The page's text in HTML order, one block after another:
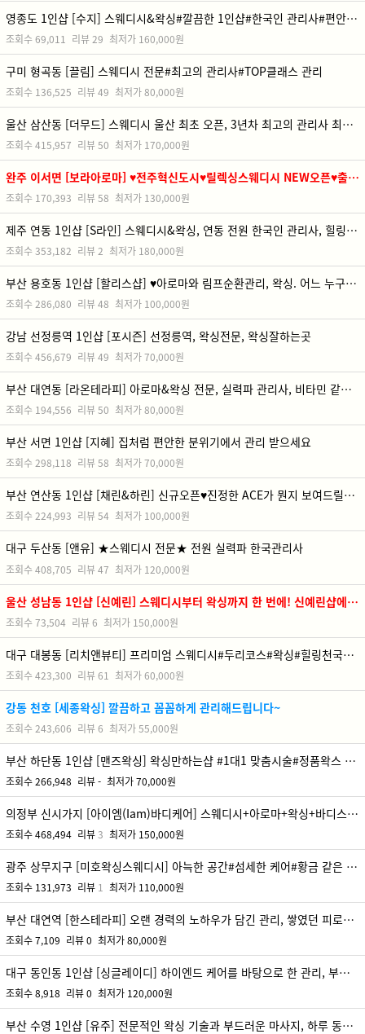
영종도 1인샵 [수지] 스웨디시&왁싱#깔끔한 1인샵#한국인 관리사#편안한 케어
최저가 160,000원
리뷰29
조회수69,011
구미 형곡동 [끌림] 스웨디시 전문#최고의 관리사#TOP클래스 관리
최저가80,000원
리뷰49
조회수 136,525
울산 삼산동 [더무드] 스웨디시 울산 최초 오픈, 3년차 최고의 관리사 최고의 노하우, 재방율 전국 1위, 내상없는 스웨디시 샵
최저가 170,000원
리뷰50
조회수415,957
완주 이서면 [보라아로마] ♥전주혁신도시♥릴렉싱스웨디시 NEW오픈♥출중한 관리사♥차별화된 관리♥
최저가 130,000원
리뷰58
조회수 170,393
제주 연동 1인샵 [S라인] 스웨디시&왁싱, 연동 전원 한국인 관리사, 힐링을 위한 첫걸음
최저가 180,000원
리뷰2
조회수353,182
부산 용호동 1인샵 [할리스샵] ♥아로마와 림프순환관리, 왁싱. 어느 누구에게도 지지않는 실력♥꼼꼼하고 섬세하게 관리해 드리겠습니다^^
최저가 100,000원
리뷰48
조회수286,080
강남 선정릉역 1인샵 [포시즌] 선정릉역, 왁싱전문, 왁싱잘하는곳
최저가70,000원
리뷰49
조회수456,679
부산 대연동 [라온테라피] 아로마&왁싱 전문, 실력파 관리사, 비타민 같은 관리
최저가80,000원
리뷰50
조회수 194,556
부산 서면 1인샵 [지혜] 집처럼 편안한 분위기에서 관리 받으세요
최저가70,000원
리뷰58
조회수298,118
부산 연산동 1인샵 [채린&하린] 신규오픈♥진정한 ACE가 뭔지 보여드릴게요♥다른곳과 차원이 다른 관리
최저가 100,000원
리뷰54
조회수224,993
대구 두산동 [앤유] ★스웨디시 전문★ 전원 실력파 한국관리사
최저가 120,000원
리뷰47
조회수408,705
울산 성남동 1인샵 [신예린] 스웨디시부터 왁싱까지 한 번에! 신예린샵에서 완벽한 힐링 루틴을 만나보세요
최저가 150,000원
리뷰6
조회수73,504
대구 대봉동 [리치앤뷰티] 프리미엄 스웨디시#두리코스#왁싱#힐링천국#력셔리시설
최저가60,000원
리뷰61
조회수423,300
강동 천호 [세종왁싱] 깔끔하고 꼼꼼하게 관리해드립니다~
최저가55,000원
리뷰6
조회수243,606
부산 하단동 1인샵 [맨즈왁싱] 왁싱만하는샵 #1대1 맞춤시술#정품왁스 사용 #남여 고객님 환영
최저가70,000원
리뷰-
조회수266,948
의정부 신시가지 [아이엠(Iam)바디케어] 스웨디시+아로마+왁싱+바디스크럽❥ 스웨디시 왁싱까지 폭넓게 관리받을수 있는 의정부의 단하나뿐인 업체
최저가 150,000원
리뷰3
조회수468,494
광주 상무지구 [미호왁싱스웨디시] 아늑한 공간#섬세한 케어#황금 같은 휴식을 선물합니다
최저가 110,000원
리뷰 1
조회수 131,973
부산 대연역 [한스테라피] 오랜 경력의 노하우가 담긴 관리, 쌓였던 피로를 한방에 풀어드려요
최저가80,000원
리뷰0
조회수7,109
대구 동인동 1인샵 [싱글레이디] 하이엔드 케어를 바탕으로 한 관리, 부드러움과 꼼꼼함이 함께하는 케어, 자연스럽게 이어지는 재방문
최저가 120,000원
리뷰0
조회수8,918
부산 수영 1인샵 [유주] 전문적인 왁싱 기술과 부드러운 마사지, 하루 동안 쌓인 육체적 부담을 말끔히 덜어줍니다.